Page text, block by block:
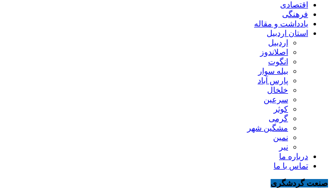
اقتصادی
فرهنگی
یادداشت و مقاله
استان اردبیل
اردبیل
اصلاندوز
انگوت
بیله سوار
پارس آباد
خلخال
سرعین
کوثر
گرمی
مشگین شهر
نمین
نیر
درباره ما
تماس با ما
صنعت گردشگری